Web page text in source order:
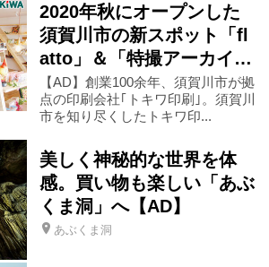
棚倉町 喜多方市
会津美里町 飯舘村
本宮市 平田村
天栄村
2020年秋にオープンした
須賀川市の新スポット「fl
atto」＆「特撮アーカイ…
【AD】創業100余年、須賀川市が拠
点の印刷会社｢トキワ印刷｣。須賀川
市を知り尽くしたトキワ印...
美しく神秘的な世界を体
感。買い物も楽しい「あぶ
くま洞」へ【AD】
あぶくま洞